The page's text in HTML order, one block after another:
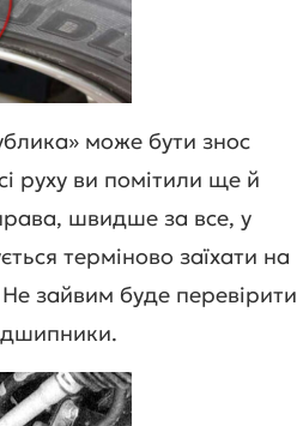
може бути знос
руху ви помітили ще й
швидше за все, у
терміново заїхати на
зайвим буде перевірити